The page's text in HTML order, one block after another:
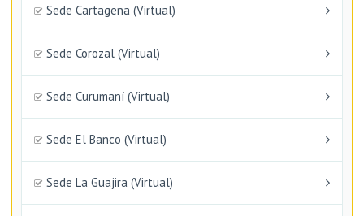
Sede Cartagena (Virtual)
Sede Corozal (Virtual)
Sede Curumaní (Virtual)
Sede El Banco (Virtual)
Sede La Guajira (Virtual)